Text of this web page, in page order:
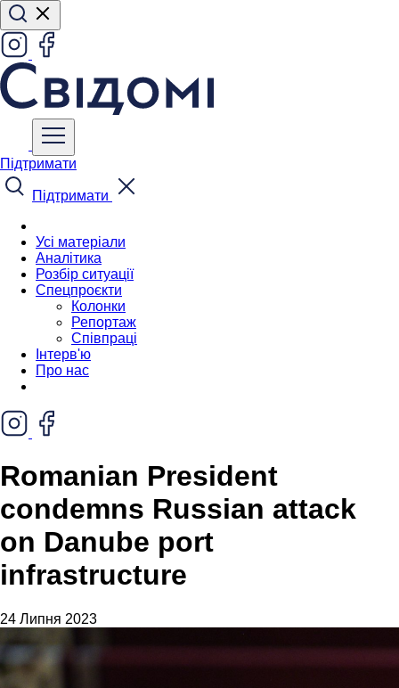
Підтримати
Підтримати
Усі матеріали
Аналітика
Розбір ситуації
Спецпроєкти
Колонки
Репортаж
Співпраці
Інтерв'ю
Про нас
Romanian President
condemns Russian attack
on Danube port
infrastructure
24 Липня 2023